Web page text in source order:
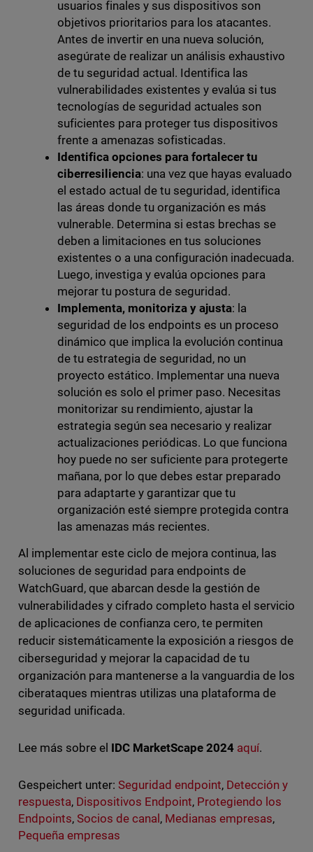
usuarios finales y sus dispositivos son
objetivos prioritarios para los atacantes.
Antes de invertir en una nueva solución,
asegúrate de realizar un análisis exhaustivo
de tu seguridad actual. Identifica las
vulnerabilidades existentes y evalúa si tus
tecnologías de seguridad actuales son
suficientes para proteger tus dispositivos
frente a amenazas sofisticadas.
Identifica opciones para fortalecer tu
ciberresiliencia: una vez que hayas evaluado
el estado actual de tu seguridad, identifica
las áreas donde tu organización es más
vulnerable. Determina si estas brechas se
deben a limitaciones en tus soluciones
existentes o a una configuración inadecuada.
Luego, investiga y evalúa opciones para
mejorar tu postura de seguridad.
Implementa, monitoriza y ajusta: la
seguridad de los endpoints es un proceso
dinámico que implica la evolución continua
de tu estrategia de seguridad, no un
proyecto estático. Implementar una nueva
solución es solo el primer paso. Necesitas
monitorizar su rendimiento, ajustar la
estrategia según sea necesario y realizar
actualizaciones periódicas. Lo que funciona
hoy puede no ser suficiente para protegerte
mañana, por lo que debes estar preparado
para adaptarte y garantizar que tu
organización esté siempre protegida contra
las amenazas más recientes.
Al implementar este ciclo de mejora continua, las
soluciones de seguridad para endpoints de
WatchGuard, que abarcan desde la gestión de
vulnerabilidades y cifrado completo hasta el servicio
de aplicaciones de confianza cero, te permiten
reducir sistemáticamente la exposición a riesgos de
ciberseguridad y mejorar la capacidad de tu
organización para mantenerse a la vanguardia de los
ciberataques mientras utilizas una plataforma de
seguridad unificada.
Lee más sobre el IDC MarketScape 2024 aquí.
Gespeichert unter: Seguridad endpoint, Detección y
respuesta, Dispositivos Endpoint, Protegiendo los
Endpoints, Socios de canal , Medianas empresas,
Pequeña empresas